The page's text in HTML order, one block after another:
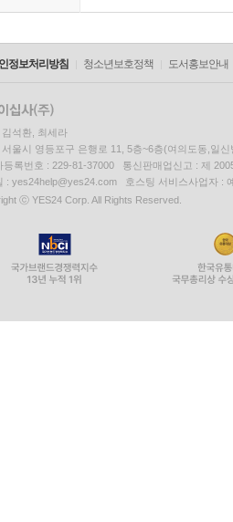
정보처리방침 청소년보호정책 도서홍보안내
석환, 최세라
서울시 영등포구 은행로 11, 5층~6층(여의도동,일신
등록번호 : 229-81-37000 통신판매업신고 : 제
: yes24help@yes24.com 호스팅 서비스사업자 :
ⓒ YES24 Corp. All Rights Reserved.